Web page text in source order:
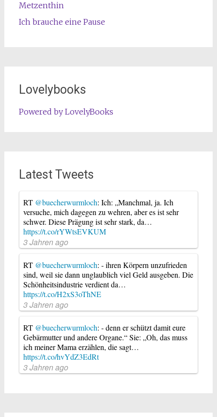
Metzenthin
Ich brauche eine Pause
Lovelybooks
Powered by LovelyBooks
Latest Tweets
RT @buecherwurmloch: Ich: „Manchmal, ja. Ich
versuche, mich dagegen zu wehren, aber es ist sehr
schwer. Diese Prägung ist sehr stark, da…
https://t.co/rYWtsEVKUM
3 Jahren ago
RT @buecherwurmloch: - ihren Körpern unzufrieden
sind, weil sie dann unglaublich viel Geld ausgeben. Die
Schönheitsindustrie verdient da…
https://t.co/H2xS3oThNE
3 Jahren ago
RT @buecherwurmloch: - denn er schützt damit eure
Gebärmutter und andere Organe.“ Sie: „Oh, das muss
ich meiner Mama erzählen, die sagt…
https://t.co/hvYdZ3EdRt
3 Jahren ago